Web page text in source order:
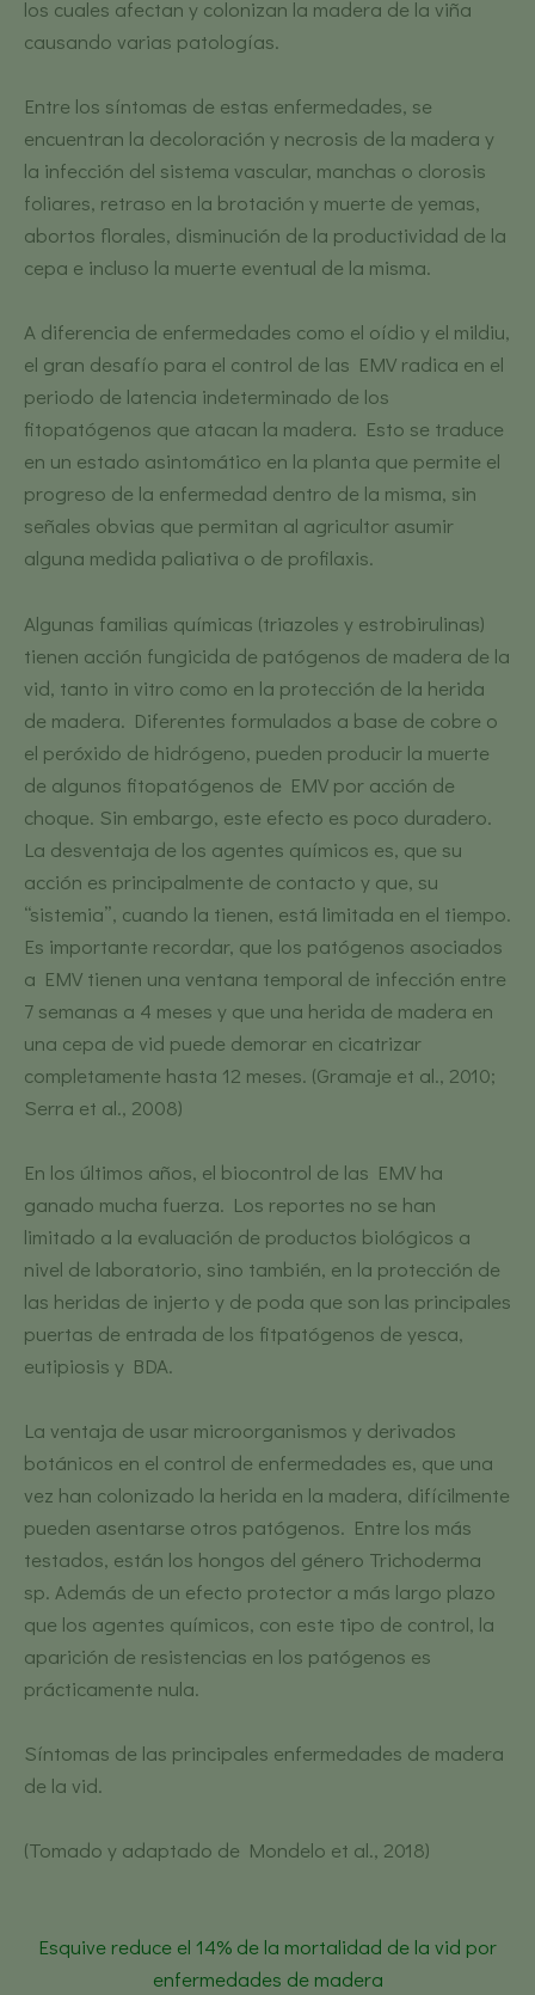
los cuales afectan y colonizan la madera de la viña
causando varias patologías.
Entre los síntomas de estas enfermedades, se
encuentran la decoloración y necrosis de la madera y
la infección del sistema vascular, manchas o clorosis
foliares, retraso en la brotación y muerte de yemas,
abortos florales, disminución de la productividad de la
cepa e incluso la muerte eventual de la misma.
A diferencia de enfermedades como el oídio y el mildiu,
el gran desafío para el control de las EMV radica en el
periodo de latencia indeterminado de los
fitopatógenos que atacan la madera. Esto se traduce
en un estado asintomático en la planta que permite el
progreso de la enfermedad dentro de la misma, sin
señales obvias que permitan al agricultor asumir
alguna medida paliativa o de profilaxis.
Algunas familias químicas (triazoles y estrobirulinas)
tienen acción fungicida de patógenos de madera de la
vid, tanto in vitro como en la protección de la herida
de madera. Diferentes formulados a base de cobre o
el peróxido de hidrógeno, pueden producir la muerte
de algunos fitopatógenos de EMV por acción de
choque. Sin embargo, este efecto es poco duradero.
La desventaja de los agentes químicos es, que su
acción es principalmente de contacto y que, su
“sistemia”, cuando la tienen, está limitada en el tiempo.
Es importante recordar, que los patógenos asociados
a EMV tienen una ventana temporal de infección entre
7 semanas a 4 meses y que una herida de madera en
una cepa de vid puede demorar en cicatrizar
completamente hasta 12 meses. (Gramaje et al., 2010;
Serra et al., 2008)
En los últimos años, el biocontrol de las EMV ha
ganado mucha fuerza. Los reportes no se han
limitado a la evaluación de productos biológicos a
nivel de laboratorio, sino también, en la protección de
las heridas de injerto y de poda que son las principales
puertas de entrada de los fitpatógenos de yesca,
eutipiosis y BDA.
La ventaja de usar microorganismos y derivados
botánicos en el control de enfermedades es, que una
vez han colonizado la herida en la madera, difícilmente
pueden asentarse otros patógenos. Entre los más
testados, están los hongos del género Trichoderma
sp. Además de un efecto protector a más largo plazo
que los agentes químicos, con este tipo de control, la
aparición de resistencias en los patógenos es
prácticamente nula.
Síntomas de las principales enfermedades de madera
de la vid.
(Tomado y adaptado de Mondelo et al., 2018)
Esquive reduce el 14% de la mortalidad de la vid por
enfermedades de madera